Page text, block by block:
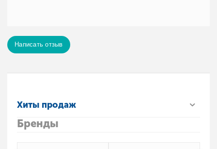
Написать отзыв
Хиты продаж
Бренды